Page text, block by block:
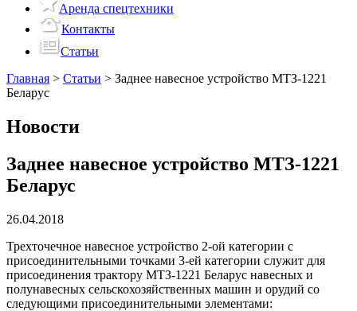
Аренда спецтехники
Контакты
Статьи
Главная > Статьи > Заднее навесное устройство МТЗ-1221
Беларус
Новости
Заднее навесное устройство МТЗ-1221
Беларус
26.04.2018
Трехточечное навесное устройство 2-ой категории с
присоединительными точками 3-ей категории служит для
присоединения трактору МТЗ-1221 Беларус навесных и
полунавесных сельскохозяйственных машин и орудий со
следующими присоединительными элементами: